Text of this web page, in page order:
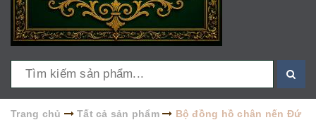
Trang chủ Tất cả sản phẩm
Bộ đồng hồ chân nến Đứ